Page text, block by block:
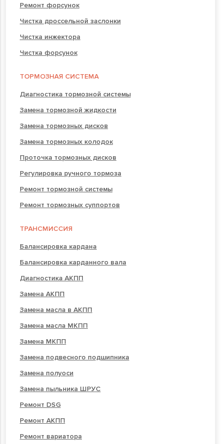
Ремонт форсунок
Чистка дроссельной заслонки
Чистка инжектора
Чистка форсунок
ТОРМОЗНАЯ СИСТЕМА
Диагностика тормозной системы
Замена тормозной жидкости
Замена тормозных дисков
Замена тормозных колодок
Проточка тормозных дисков
Регулировка ручного тормоза
Ремонт тормозной системы
Ремонт тормозных суппортов
ТРАНСМИССИЯ
Балансировка кардана
Балансировка карданного вала
Диагностика АКПП
Замена АКПП
Замена масла в АКПП
Замена масла МКПП
Замена МКПП
Замена подвесного подшипника
Замена полуоси
Замена пыльника ШРУС
Ремонт DSG
Ремонт АКПП
Ремонт вариатора